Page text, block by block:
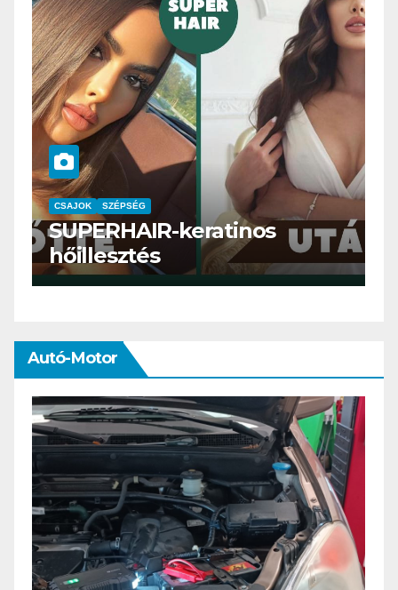
CSAJOK SMINK SZÉPSÉG
Szemöldök laminálás-az
meg mi?
Autó-Motor